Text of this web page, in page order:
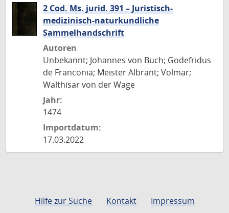
2 Cod. Ms. jurid. 391 – Juristisch-
medizinisch-naturkundliche
Sammelhandschrift
Autoren
Unbekannt; Johannes von Buch; Godefridus
de Franconia; Meister Albrant; Volmar;
Walthisar von der Wage
Jahr:
1474
Importdatum:
17.03.2022
Hilfe zur Suche Kontakt
Impressum